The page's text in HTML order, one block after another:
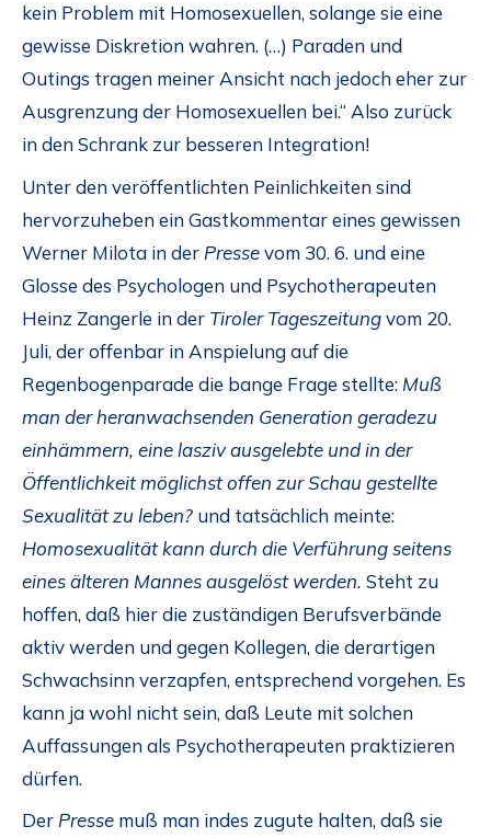
kein Problem mit Homosexuellen, solange sie eine
gewisse Diskretion wahren. (…) Paraden und
Outings tragen meiner Ansicht nach jedoch eher zur
Ausgrenzung der Homosexuellen bei.“ Also zurück
in den Schrank zur besseren Integration!
Unter den veröffentlichten Peinlichkeiten sind
hervorzuheben ein Gastkommentar eines gewissen
Werner Milota in der Pressevom 30. 6. und eine
Glosse des Psychologen und Psychotherapeuten
Heinz Zangerle in der Tiroler Tageszeitungvom 20.
Juli, der offenbar in Anspielung auf die
Regenbogenparade die bange Frage stellte: Muß
man der heranwachsenden Generation geradezu
einhämmern, eine lasziv ausgelebte und in der
Öffentlichkeit möglichst offen zur Schau gestellte
Sexualität zu leben? und tatsächlich meinte:
Homosexualität kann durch die Verführung seitens
eines älteren Mannes ausgelöst werden. Steht zu
hoffen, daß hier die zuständigen Berufsverbände
aktiv werden und gegen Kollegen, die derartigen
Schwachsinn verzapfen, entsprechend vorgehen. Es
kann ja wohl nicht sein, daß Leute mit solchen
Auffassungen als Psychotherapeuten praktizieren
dürfen.
DerPresse muß man indes zugute halten, daß sie